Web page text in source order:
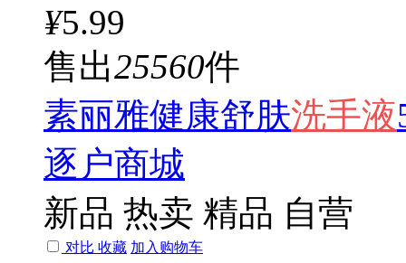
¥5.99
售出25560件
素丽雅健康舒肤洗手液
逐户商城
新品 热卖 精品 自营
对比 收藏 加入购物车